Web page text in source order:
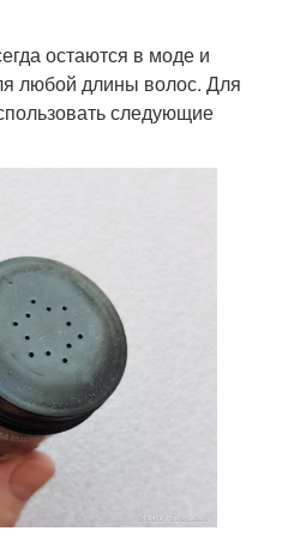
остаются в моде и
любой длины волос. Для
следующие